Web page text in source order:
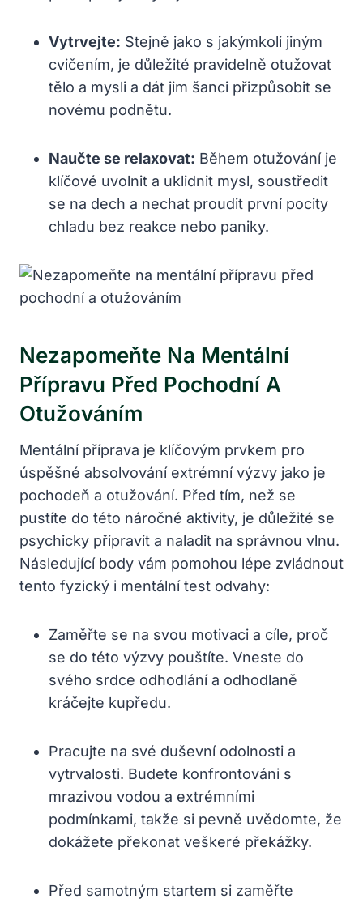
Vytrvejte: Stejně jako s jakýmkoli jiným
cvičením, je důležité pravidelně otužovat
tělo a mysli a dát jim šanci přizpůsobit se
novému podnětu.
Naučte se relaxovat: Během otužování je
klíčové uvolnit a uklidnit mysl, soustředit
se na dech a nechat proudit první pocity
chladu bez reakce nebo paniky.
Nezapomeňte Na Mentální
Přípravu Před Pochodní A
Otužováním
Mentální příprava je klíčovým prvkem pro
úspěšné absolvování extrémní výzvy jako je
pochodeň a otužování. Před tím, než se
pustíte do této náročné aktivity, je důležité se
psychicky připravit a naladit na správnou vlnu.
Následující body vám pomohou lépe zvládnout
tento fyzický i mentální test odvahy:
Zaměřte se na svou motivaci a cíle, proč
se do této výzvy pouštíte. Vneste do
svého srdce odhodlání a odhodlaně
kráčejte kupředu.
Pracujte na své duševní odolnosti a
vytrvalosti. Budete konfrontováni s
mrazivou vodou a extrémními
podmínkami, takže si pevně uvědomte, že
dokážete překonat veškeré překážky.
Před samotným startem si zaměřte